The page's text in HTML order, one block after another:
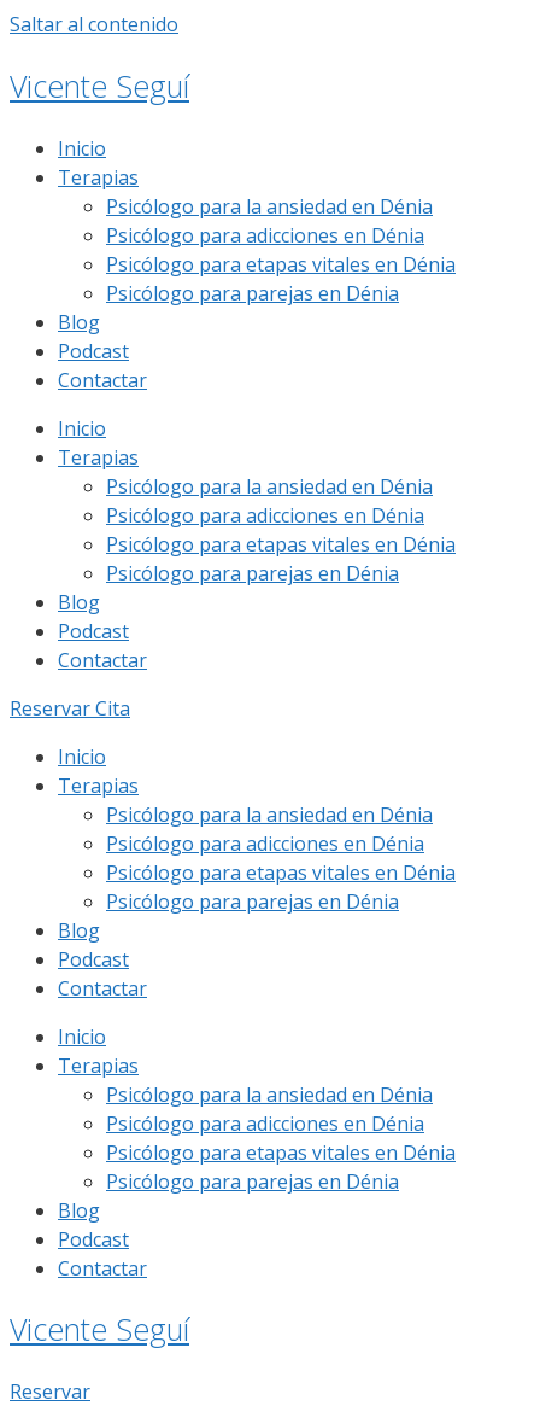
Saltar al contenido
Vicente Seguí
Inicio
Terapias
Psicólogo para la ansiedad en Dénia
Psicólogo para adicciones en Dénia
Psicólogo para etapas vitales en Dénia
Psicólogo para parejas en Dénia
Blog
Podcast
Contactar
Inicio
Terapias
Psicólogo para la ansiedad en Dénia
Psicólogo para adicciones en Dénia
Psicólogo para etapas vitales en Dénia
Psicólogo para parejas en Dénia
Blog
Podcast
Contactar
Reservar Cita
Inicio
Terapias
Psicólogo para la ansiedad en Dénia
Psicólogo para adicciones en Dénia
Psicólogo para etapas vitales en Dénia
Psicólogo para parejas en Dénia
Blog
Podcast
Contactar
Inicio
Terapias
Psicólogo para la ansiedad en Dénia
Psicólogo para adicciones en Dénia
Psicólogo para etapas vitales en Dénia
Psicólogo para parejas en Dénia
Blog
Podcast
Contactar
Vicente Seguí
Reservar